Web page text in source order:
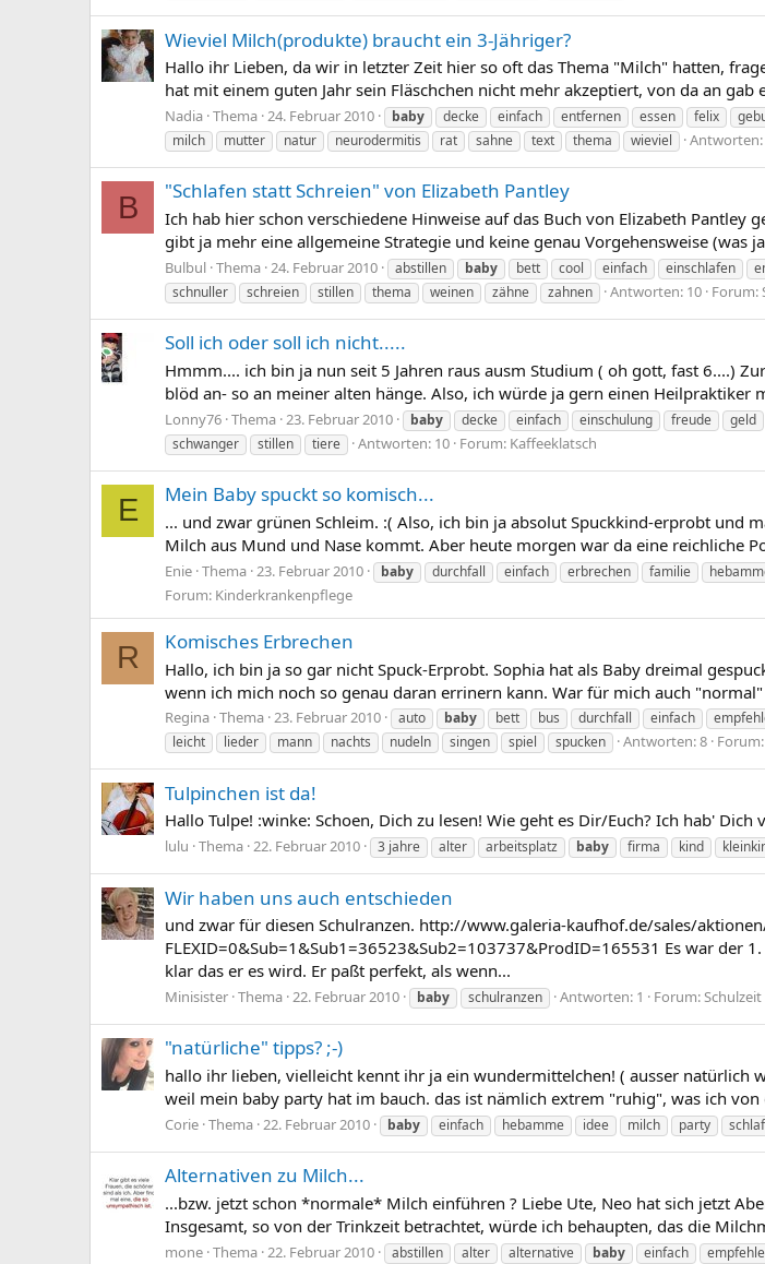
Wieviel Milch(produkte) braucht ein 3-Jähriger?
Hallo ihr Lieben, da wir in letzter Zeit hier so oft das Thema "Milch" hatten,
hat mit einem guten Jahr sein Fläschchen nicht mehr akzeptiert, von da an
Nadia Thema 24. Februar 2010 baby decke einfach entfernen essen felix
milch
mutter natur neurodermitis rat sahne text thema wieviel Antworten:
B "Schlafen statt Schreien" von Elizabeth Pantley
Ich hab hier schon verschiedene Hinweise auf das Buch von Elizabeth Pantley
gibt ja mehr eine allgemeine Strategie und keine genau Vorgehensweise (was
Bulbul Thema 24. Februar 2010 abstillen baby bett cool einfach einschlafen
schnuller
schreien stillen thema weinen zähne zahnen Antworten: 10 Forum:
Soll ich oder soll ich nicht.....
Hmmm.... ich bin ja nun seit 5 Jahren raus ausm Studium ( oh gott, fast 6....)
blöd an- so an meiner alten hänge. Also, ich würde ja gern einen Heilpraktiker
Lonny76 Thema 23. Februar 2010 baby decke einfach einschulung freude geld
schwanger
stillen tiere Antworten: 10 Forum: Kaffeeklatsch
E Mein Baby spuckt so komisch...
... und zwar grünen Schleim. :( Also, ich bin ja absolut Spuckkind-erprobt und
Milch aus Mund und Nase kommt. Aber heute morgen war da eine reichliche
Enie Thema 23. Februar 2010 baby durchfall einfach erbrechen familie
Forum: Kinderkrankenpflege
R Komisches Erbrechen
Hallo, ich bin ja so gar nicht Spuck-Erprobt. Sophia hat als Baby dreimal
wenn ich mich noch so genau daran errinern kann. War für mich auch
Regina Thema 23. Februar 2010 auto baby bett bus durchfall einfach
leicht
lieder mann nachts nudeln singen spiel spucken Antworten: 8 Forum:
Tulpinchen ist da!
Hallo Tulpe! :winke: Schoen, Dich zu lesen! Wie geht es Dir/Euch? Ich hab' Dich
lulu Thema 22. Februar 2010 3 jahre alter arbeitsplatz baby firma kind
Wir haben uns auch entschieden
und zwar für diesen Schulranzen. http://www.galeria-kaufhof.de/sales/
FLEXID=0&Sub=1&Sub1=36523&Sub2=103737&ProdID=165531 Es war
klar das er es wird. Er paßt perfekt, als wenn...
Minisister Thema 22. Februar 2010 baby schulranzen Antworten: 1 Forum:Schulzeit
"natürliche" tipps? ;-)
hallo ihr lieben, vielleicht kennt ihr ja ein wundermittelchen! ( ausser natürlich
weil mein baby party hat im bauch. das ist nämlich extrem "ruhig", was ich
Corie Thema 22. Februar 2010 baby einfach hebamme idee milch party
Alternativen zu Milch...
...bzw. jetzt schon *normale* Milch einführen ? Liebe Ute, Neo hat sich jetzt
Insgesamt, so von der Trinkzeit betrachtet, würde ich behaupten, das die
mone Thema 22. Februar 2010 abstillen alter alternative baby einfach